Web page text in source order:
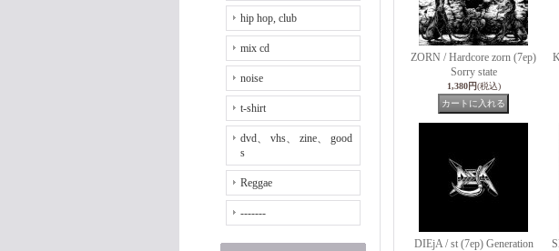
hip hop, club
mix cd
noise
t-shirt
dvd、 vhs、 zine、 good
s
Reggae
-------
ZORN / Hardcore zorn (7ep)
Sorry state
1,380円(税込)
DIEjA / st (7ep) Generation